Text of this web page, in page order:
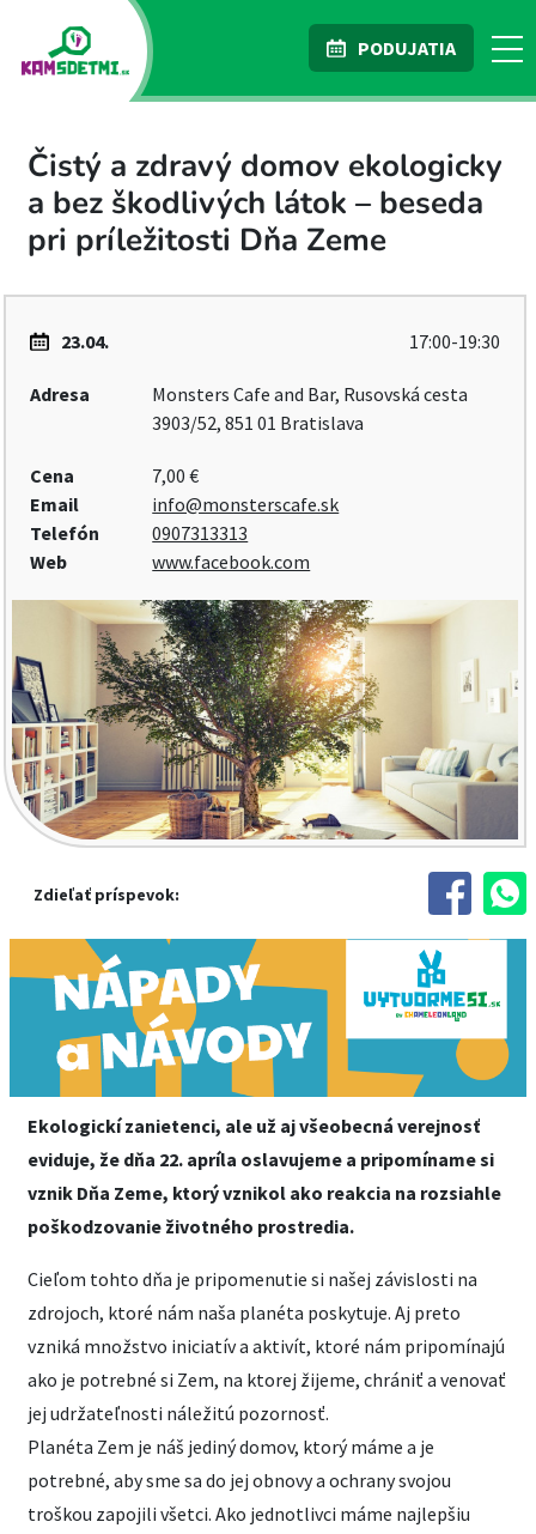
PODUJATIA
Čistý a zdravý domov ekologicky
a bez škodlivých látok – beseda
pri príležitosti Dňa Zeme
23.04. 17:00-19:30
Adresa
Monsters Cafe and Bar, Rusovská cesta
3903/52, 851 01 Bratislava
Cena
7,00 €
Email
info@monsterscafe.sk
Telefón
0907313313
Web
www.facebook.com
Zdieľať príspevok:
Ekologickí zanietenci, ale už aj všeobecná verejnosť
eviduje, že dňa 22. apríla oslavujeme a pripomíname si
vznik Dňa Zeme, ktorý vznikol ako reakcia na rozsiahle
poškodzovanie životného prostredia.
Cieľom tohto dňa je pripomenutie si našej závislosti na
zdrojoch, ktoré nám naša planéta poskytuje. Aj preto
vzniká množstvo iniciatív a aktivít, ktoré nám pripomínajú
ako je potrebné si Zem, na ktorej žijeme, chrániť a venovať
jej udržateľnosti náležitú pozornosť.
Planéta Zem je náš jediný domov, ktorý máme a je
potrebné, aby sme sa do jej obnovy a ochrany svojou
troškou zapojili všetci. Ako jednotlivci máme najlepšiu